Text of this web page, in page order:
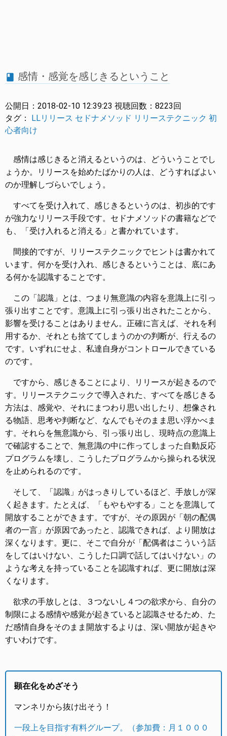
book 感情・感覚を感じきるということ
公開日： 2018-02-10 12:39:23 視聴回数： 8223回
タグ： LLリリース セドナメソッド リリーステクニック 初
心者向け
感情は感じきると消えるというのは、どういうことでし
ょうか。リリースを始めたばかりの人は、どうすればよい
のか理解しづらいでしょう。
すべてを受け入れて、感じきるというのは、初歩的です
が強力なリリース手段です。セドナメソッドの書籍などで
も、「受け入れると消える」と書かれています。
間接的ですが、リリーステクニックでヒントは書かれて
います。何かを受け入れ、感じきるということは、底にあ
る何かを認識することです。
この「認識」とは、つまり無意識の内容を意識上に引っ
張り出すことです。意識上に引っ張り出されたことから、
影響を受けることはありません。正確に言えば、それを利
用するか、それとも捨ててしまうのかの判断が、行えるの
です。いずれにせよ、私達自身がコントロールできている
のです。
ですから、感じきることにより、リリースが起きるので
す。リリーステクニックで導入された、すべてを感じきる
方法は、感覚や、それにまつわり思い出したり、想像され
る物語、思考や判断など、なんでもそのまま思い浮かべま
す。それらを無意識から、引っ張り出し、現時点の意識上
で確認することで、無意識の中に作ってしまった自動反応
プログラムを壊し、こうしたプログラムから操られる状況
を止められるのです。
そして、「認識」がはっきりしているほど、手放しが深
く起きます。たとえば、「もやもやする」ことを意識して
開放することができます。ですが、その原因が「朝の配偶
者の一言」が原因であったと、認識できれば、より開放は
深くなります。更に、そこで自分が「配偶者はこういう話
をしてはいけない、こうした口調で話してはいけない」の
ような考えを持っていることを認識すれば、更に開放は深
くなります。
欲求の手放しとは、３つないし４つの欲求から、自分の
制限による感情や感覚が起きていると認識させるため、た
だ感情自身をそのまま開放するよりは、深い開放が起きや
すいわけです。
顕在化をめざそう
マンネリから抜け出そう！
一段上を目指す有料グループ。（参加費：月１０００